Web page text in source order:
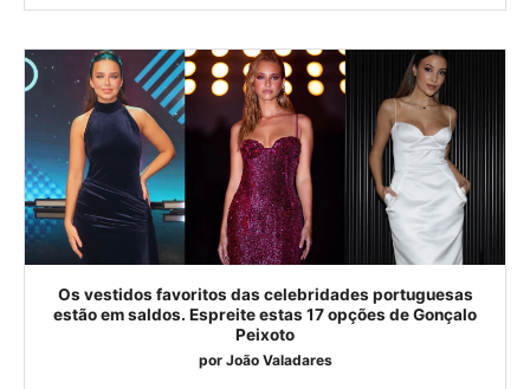
Os vestidos favoritos das celebridades portuguesas
estão em saldos. Espreite estas 17 opções de Gonçalo
Peixoto
por João Valadares